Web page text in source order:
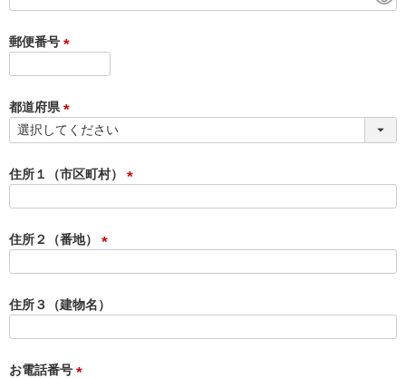
)
郵便番号
須
)
都道府県
(
須
)
住所１（市区町村）
)
住所２（番地）
須
)
住所３（建物名）
お電話番号